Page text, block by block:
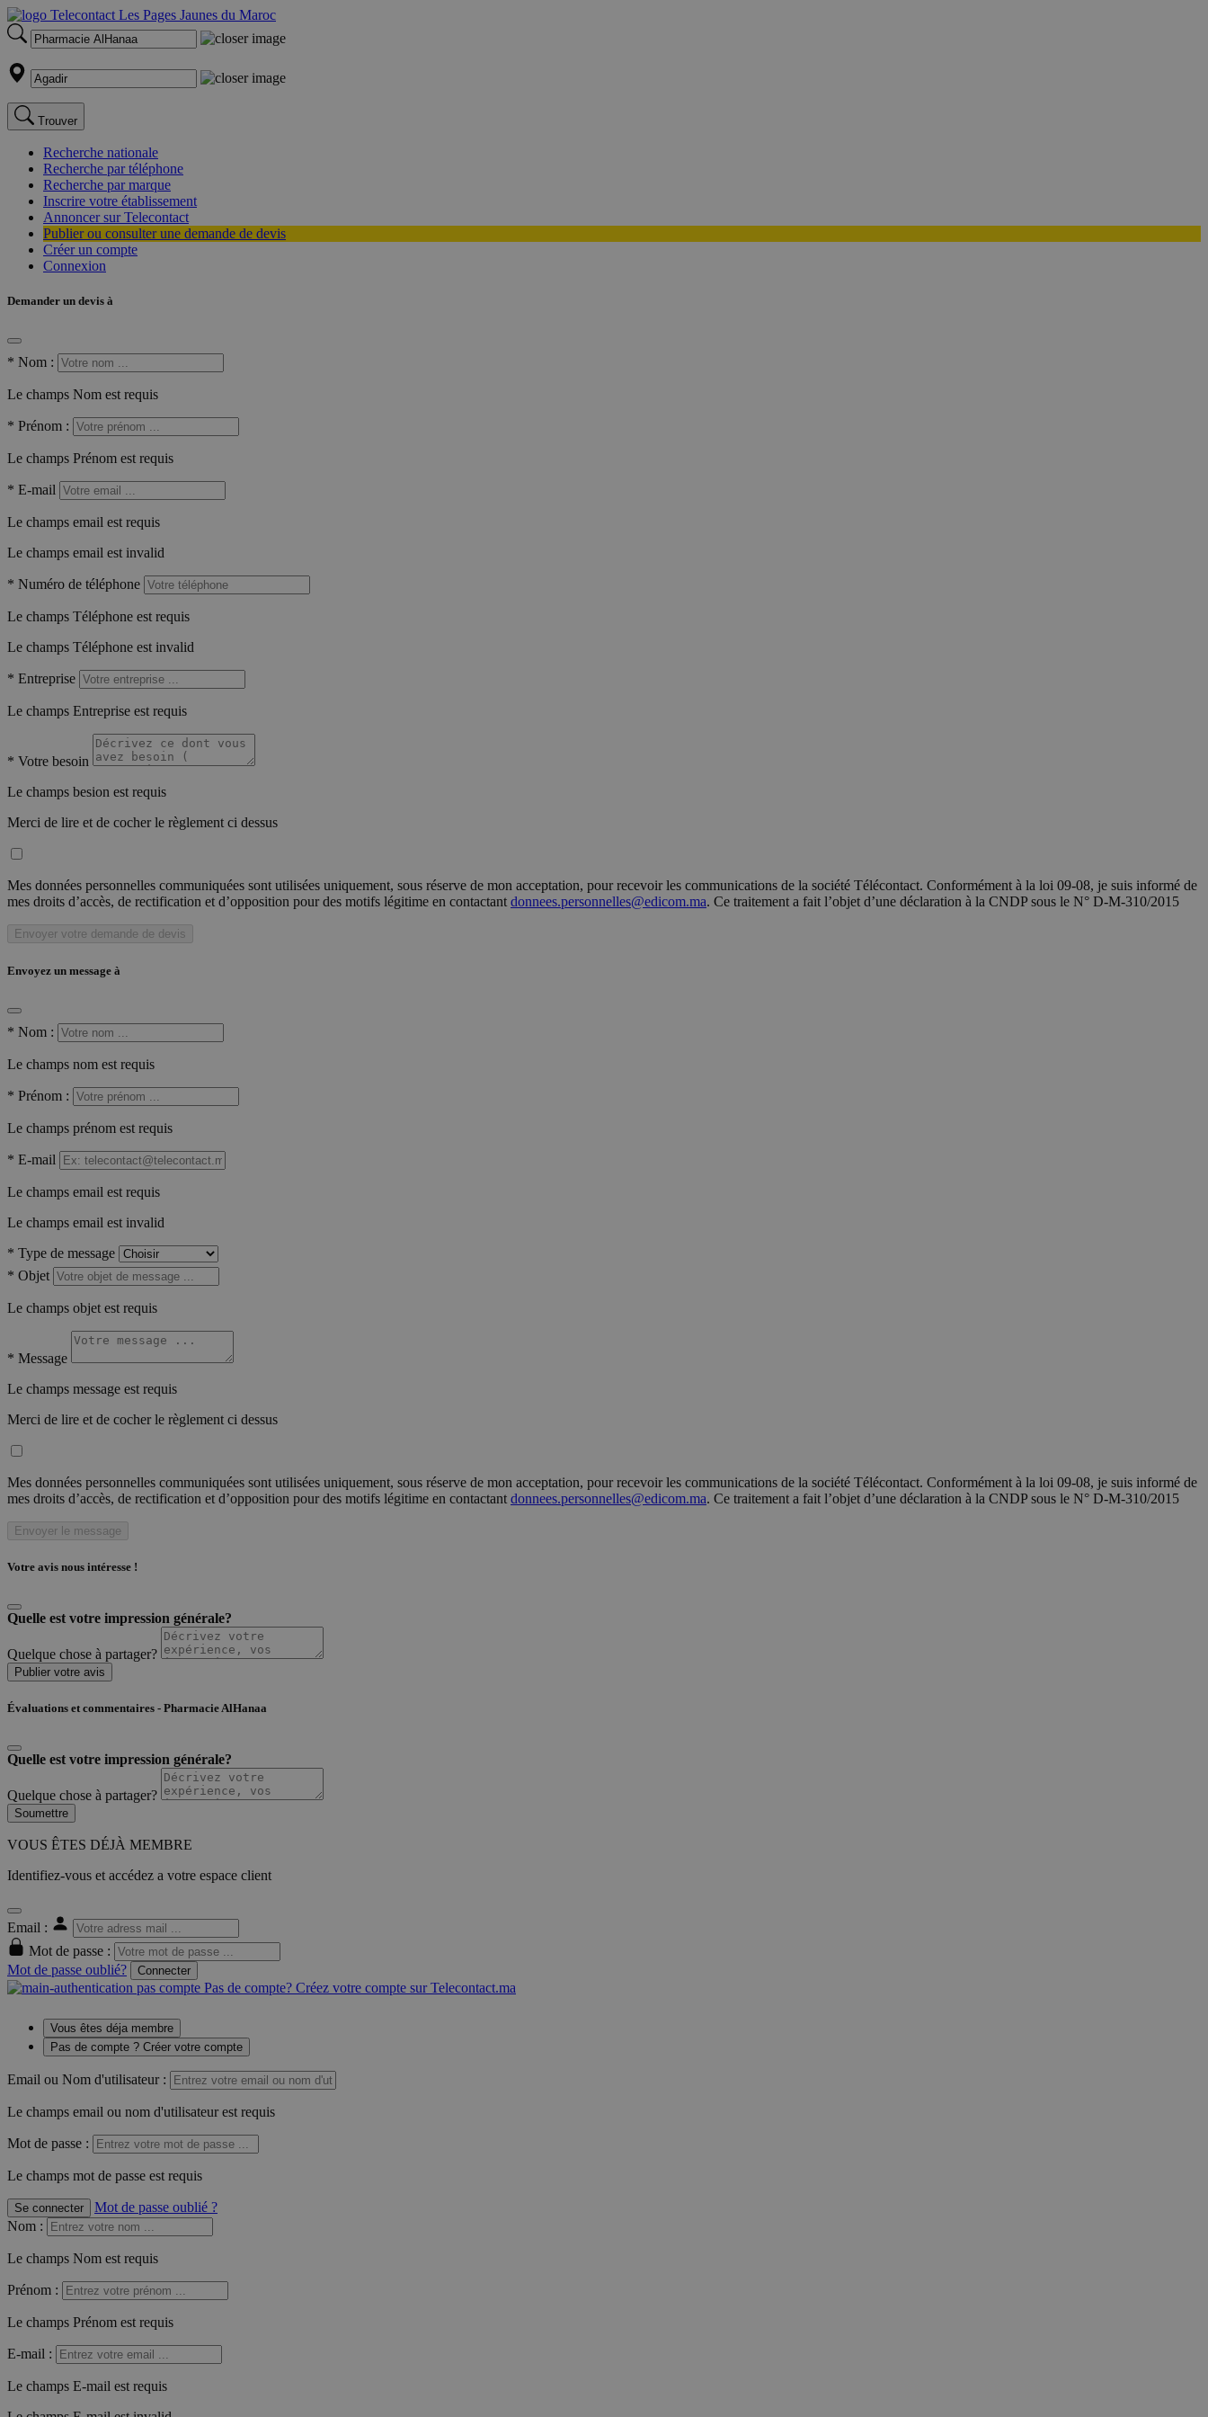
Trouver
Recherche nationale
Recherche par téléphone
Recherche par marque
Inscrire votre établissement
Annoncer sur Telecontact
Publier ou consulter une demande de devis
Créer un compte
Connexion
Demander un devis à
* Nom :
Le champs Nom est requis
* Prénom :
Le champs Prénom est requis
* E-mail
Le champs email est requis
Le champs email est invalid
* Numéro de téléphone
Le champs Téléphone est requis
Le champs Téléphone est invalid
* Entreprise
Le champs Entreprise est requis
* Votre besoin
Le champs besion est requis
Merci de lire et de cocher le règlement ci dessus
Mes données personnelles communiquées sont utilisées uniquement, sous réserve de mon acceptation, pour recevoir les communications de la société Télécontact. Conformément à la loi 09-08, je suis informé de
mes droits d’accès, de rectification et d’opposition pour des motifs légitime en contactant donnees.personnelles@edicom.ma. Ce traitement a fait l’objet d’une déclaration à la CNDP sous le N° D-M-310/2015
Envoyer votre demande de devis
Envoyez un message à
* Nom :
Le champs nom est requis
* Prénom :
Le champs prénom est requis
* E-mail
Le champs email est requis
Le champs email est invalid
* Type de message
* Objet
Le champs objet est requis
* Message
Le champs message est requis
Merci de lire et de cocher le règlement ci dessus
Mes données personnelles communiquées sont utilisées uniquement, sous réserve de mon acceptation, pour recevoir les communications de la société Télécontact. Conformément à la loi 09-08, je suis informé de
mes droits d’accès, de rectification et d’opposition pour des motifs légitime en contactant donnees.personnelles@edicom.ma. Ce traitement a fait l’objet d’une déclaration à la CNDP sous le N° D-M-310/2015
Envoyer le message
Votre avis nous intéresse !
Quelle est votre impression générale?
Quelque chose à partager?
Publier votre avis
Évaluations et commentaires - Pharmacie AlHanaa
Quelle est votre impression générale?
Quelque chose à partager?
Soumettre
VOUS ÊTES DÉJÀ MEMBRE
Identifiez-vous et accédez a votre espace client
Email :
Mot de passe :
Mot de passe oublié?
Connecter
Pas de compte? Créez votre compte sur Telecontact.ma
Vous êtes déja membre
Pas de compte ? Créer votre compte
Email ou Nom d'utilisateur :
Le champs email ou nom d'utilisateur est requis
Mot de passe :
Le champs mot de passe est requis
Se connecter
Mot de passe oublié ?
Nom :
Le champs Nom est requis
Prénom :
Le champs Prénom est requis
E-mail :
Le champs E-mail est requis